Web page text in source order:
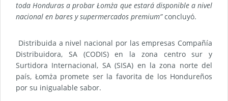
toda Honduras a probar Łomża que estará disponible a nivel
nacional en bares y supermercados premium”concluyó.
Distribuida a nivel nacional por las empresas Compañía
Distribuidora, SA (CODIS) en la zona centro sur y
Surtidora Internacional, SA (SISA) en la zona norte del
país, Łomża promete ser la favorita de los Hondureños
por su inigualable sabor.